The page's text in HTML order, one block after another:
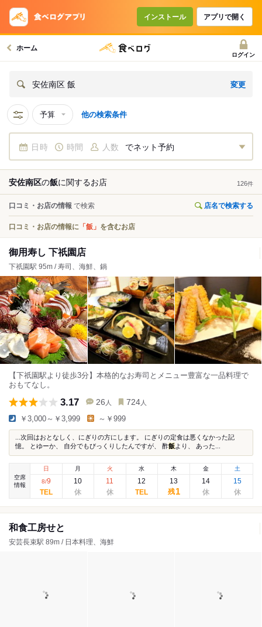
インストール アプリで開く
ホーム
ログイン
安佐南区 飯 変更
予算 他の検索条件
日時 時間 人数 でネット予約
安佐南区の飯に関するお店 126件
口コミ・お店の情報 で検索 店名で検索する
口コミ・お店の情報に 「飯」 を含むお店
御用寿し 下祇園店
下祇園駅 95m / 寿司、海鮮、鍋
【下祇園駅より徒歩3分】本格的なお寿司とメニュー豊富な一品料理で
おもてなし。
3.17 26 人 724 人
￥3,000～￥3,999 ～￥999
...次回はおとなしく、にぎりの方にします。 にぎりの定食は悪くなかった記
憶。 とゆーか、 自分でもびっくりしたんですが、 酢飯 より、 あった...
空席
情報
日
8/9
月
10
火
11
水
12
木
13
残1
金
14
土
15
和食工房せと
安芸長束駅 89m / 日本料理、海鮮